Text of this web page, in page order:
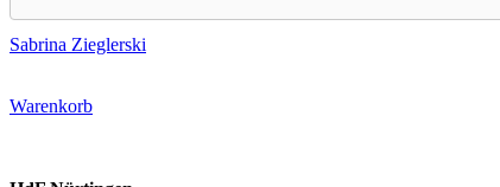
Sabrina Zieglerski
Warenkorb